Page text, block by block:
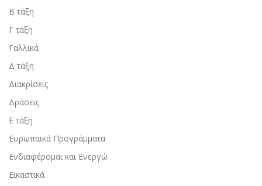
Β τάξη
Γ τάξη
Γαλλικά
Δ τάξη
Διακρίσεις
Δράσεις
Ε τάξη
Ευρωπαϊκά Προγράμματα
Ενδιαφέρομαι και Ενεργώ
Εικαστικά